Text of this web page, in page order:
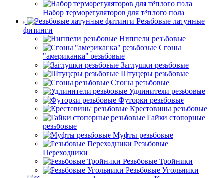
Набор терморегуляторов для тёплого пола
Резьбовые латунные
фитинги
Ниппели резьбовые
Сгоны
"американка" резьбовые
Заглушки резьбовые
Штуцеры резьбовые
Сгоны резьбовые
Удлинители резьбовые
Футорки резьбовые
Крестовины резьбовые
Гайки стопорные
резьбовые
Муфты резьбовые
Резьбовые
Переходники
Резьбовые Тройники
Резьбовые Угольники